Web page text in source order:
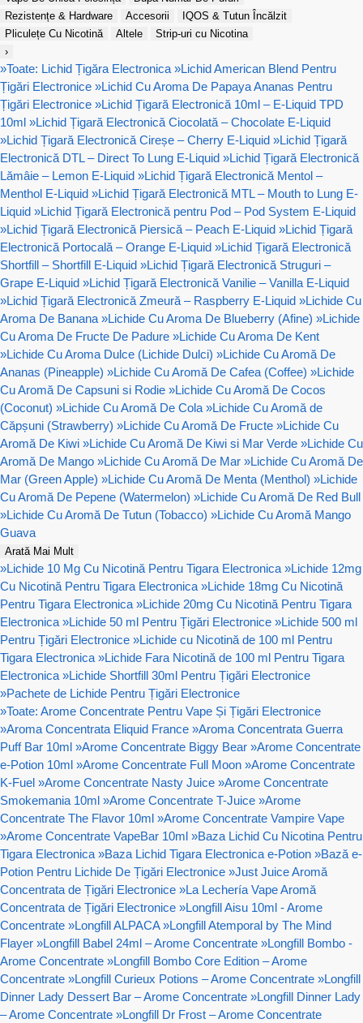
Rezistențe & Hardware
Accesorii
IQOS & Tutun Încălzit
Pliculețe Cu Nicotină
Altele
Strip-uri cu Nicotina
›
»Toate: Lichid Țigăra Electronica »Lichid American Blend Pentru
Țigări Electronice »Lichid Cu Aroma De Papaya Ananas Pentru
Țigări Electronice »Lichid Țigară Electronică 10ml – E-Liquid TPD
10ml »Lichid Țigară Electronică Ciocolată – Chocolate E-Liquid
»Lichid Țigară Electronică Cireșe – Cherry E-Liquid »Lichid Țigară
Electronică DTL – Direct To Lung E-Liquid »Lichid Țigară Electronică
Lămâie – Lemon E-Liquid »Lichid Țigară Electronică Mentol –
Menthol E-Liquid »Lichid Țigară Electronică MTL – Mouth to Lung E-
Liquid »Lichid Țigară Electronică pentru Pod – Pod System E-Liquid
»Lichid Țigară Electronică Piersică – Peach E-Liquid »Lichid Țigară
Electronică Portocală – Orange E-Liquid »Lichid Țigară Electronică
Shortfill – Shortfill E-Liquid »Lichid Țigară Electronică Struguri –
Grape E-Liquid »Lichid Țigară Electronică Vanilie – Vanilla E-Liquid
»Lichid Țigară Electronică Zmeură – Raspberry E-Liquid »Lichide Cu
Aroma De Banana »Lichide Cu Aroma De Blueberry (Afine) »Lichide
Cu Aroma De Fructe De Padure »Lichide Cu Aroma De Kent
»Lichide Cu Aroma Dulce (Lichide Dulci) »Lichide Cu Aromă De
Ananas (Pineapple) »Lichide Cu Aromă De Cafea (Coffee) »Lichide
Cu Aromă De Capsuni si Rodie »Lichide Cu Aromă De Cocos
(Coconut) »Lichide Cu Aromă De Cola »Lichide Cu Aromă de
Căpșuni (Strawberry) »Lichide Cu Aromă De Fructe »Lichide Cu
Aromă De Kiwi »Lichide Cu Aromă De Kiwi si Mar Verde »Lichide Cu
Aromă De Mango »Lichide Cu Aromă De Mar »Lichide Cu Aromă De
Mar (Green Apple) »Lichide Cu Aromă De Menta (Menthol) »Lichide
Cu Aromă De Pepene (Watermelon) »Lichide Cu Aromă De Red Bull
»Lichide Cu Aromă De Tutun (Tobacco) »Lichide Cu Aromă Mango
Guava
Arată Mai Mult
»Lichide 10 Mg Cu Nicotină Pentru Tigara Electronica »Lichide 12mg
Cu Nicotină Pentru Tigara Electronica »Lichide 18mg Cu Nicotină
Pentru Tigara Electronica »Lichide 20mg Cu Nicotină Pentru Tigara
Electronica »Lichide 50 ml Pentru Țigări Electronice »Lichide 500 ml
Pentru Țigări Electronice »Lichide cu Nicotină de 100 ml Pentru
Tigara Electronica »Lichide Fara Nicotină de 100 ml Pentru Tigara
Electronica »Lichide Shortfill 30ml Pentru Țigări Electronice
»Pachete de Lichide Pentru Țigări Electronice
»Toate: Arome Concentrate Pentru Vape Și Țigări Electronice
»Aroma Concentrata Eliquid France »Aroma Concentrata Guerra
Puff Bar 10ml »Arome Concentrate Biggy Bear »Arome Concentrate
e-Potion 10ml »Arome Concentrate Full Moon »Arome Concentrate
K-Fuel »Arome Concentrate Nasty Juice »Arome Concentrate
Smokemania 10ml »Arome Concentrate T-Juice »Arome
Concentrate The Flavor 10ml »Arome Concentrate Vampire Vape
»Arome Concentrate VapeBar 10ml »Baza Lichid Cu Nicotina Pentru
Tigara Electronica »Baza Lichid Tigara Electronica e-Potion »Bază e-
Potion Pentru Lichide De Țigări Electronice »Just Juice Aromă
Concentrata de Țigări Electronice »La Lechería Vape Aromă
Concentrata de Țigări Electronice »Longfill Aisu 10ml - Arome
Concentrate »Longfill ALPACA »Longfill Atemporal by The Mind
Flayer »Longfill Babel 24ml – Arome Concentrate »Longfill Bombo -
Arome Concentrate »Longfill Bombo Core Edition – Arome
Concentrate »Longfill Curieux Potions – Arome Concentrate »Longfill
Dinner Lady Dessert Bar – Arome Concentrate »Longfill Dinner Lady
– Arome Concentrate »Longfill Dr Frost – Arome Concentrate